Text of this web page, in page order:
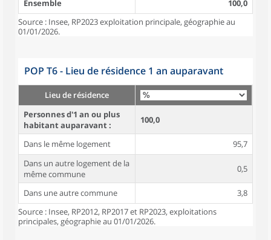
Ensemble
100,0
Source : Insee, RP2023 exploitation principale, géographie au
01/01/2026.
POP T6 - Lieu de résidence 1 an auparavant
Lieu de résidence
Personnes d'1 an ou plus
habitant auparavant :
100,0
Dans le même logement
95,7
Dans un autre logement de la
même commune
0,5
Dans une autre commune
3,8
Source : Insee, RP2012, RP2017 et RP2023, exploitations
principales, géographie au 01/01/2026.